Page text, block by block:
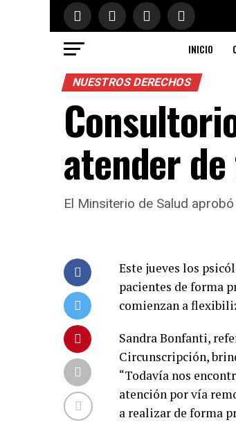
INICIO
NUESTROS DERECHOS
atender
El Minsiterio de Salud
Este jueves los
pacientes de forma
comienzan a
Sandra Bonfanti,
Circunscripción,
“Todavía nos
atención por vía
a realizar de forma